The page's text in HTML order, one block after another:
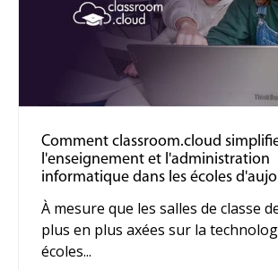
Comment classroom.cloud
l'enseignement et l'administration
informatique dans les écoles
À mesure que les salles de classe
plus en plus axées sur la
écoles...